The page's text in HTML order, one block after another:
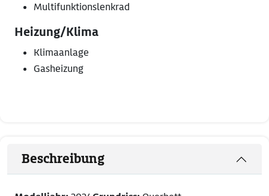
Multifunktionslenkrad
Heizung/Klima
Klimaanlage
Gasheizung
Beschreibung